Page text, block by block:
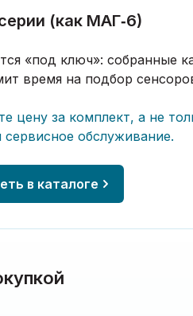
(как МАГ‑6)
«под ключ»: собранные
время на подбор
цену за комплект, а не
сервисное обслуживание.
в каталоге